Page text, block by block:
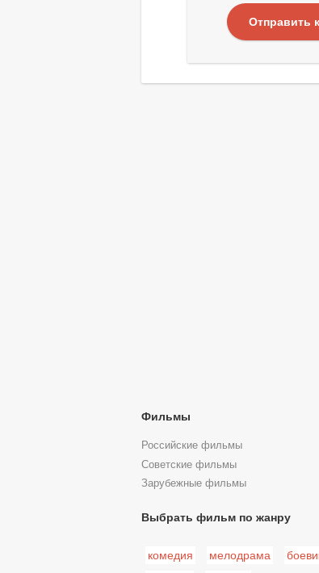
Отправить
Фильмы
Российские фильмы
Советские фильмы
Зарубежные фильмы
Выбрать фильм по жанру
комедия мелодрама